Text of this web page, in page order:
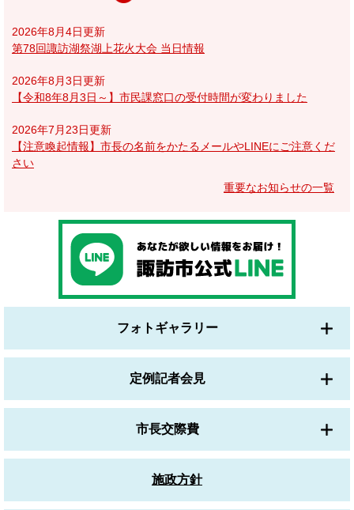
2026年8月4日更新
第78回諏訪湖祭湖上花火大会 当日情報
2026年8月3日更新
【令和8年8月3日～】市民課窓口の受付時間が変わりました
2026年7月23日更新
【注意喚起情報】市長の名前をかたるメールやLINEにご注意くだ
さい
重要なお知らせの一覧
フォトギャラリー
定例記者会見
市長交際費
施政方針